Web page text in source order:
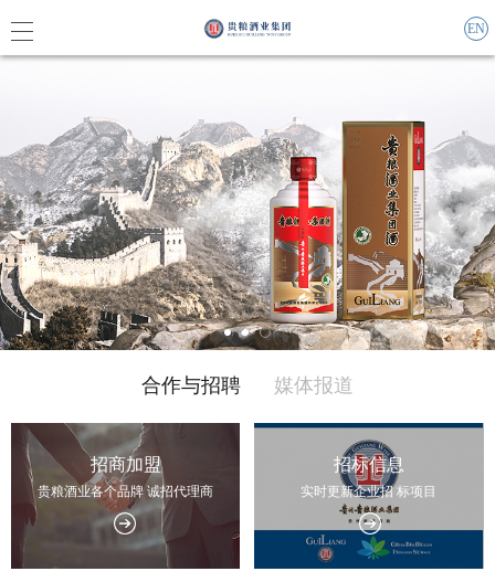
EN
集团概
企业责
联系我
媒体报
视频中
合作与招聘 媒体报道
招商加盟
贵粮酒业各个品牌 诚招代理商
招标信息
实时更新企业招 标项目